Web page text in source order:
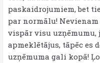
paskaidrojumiem, bet
par normālu!
vispār visu
apmeklētājus, tāpēc es
uzņēmuma gali kopā!